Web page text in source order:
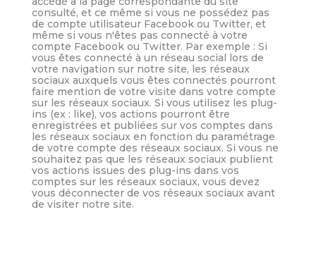
consulté, et ce même si vous ne possédez pas
de compte utilisateur Facebook ou Twitter, et
même si vous n'êtes pas connecté à votre
compte Facebook ou Twitter. Par exemple : Si
vous êtes connecté à un réseau social lors de
votre navigation sur notre site, les réseaux
sociaux auxquels vous êtes connectés pourront
faire mention de votre visite dans votre compte
sur les réseaux sociaux. Si vous utilisez les plug-
ins (ex : like), vos actions pourront être
enregistrées et publiées sur vos comptes dans
les réseaux sociaux en fonction du paramétrage
de votre compte des réseaux sociaux. Si vous ne
souhaitez pas que les réseaux sociaux publient
vos actions issues des plug-ins dans vos
comptes sur les réseaux sociaux, vous devez
vous déconnecter de vos réseaux sociaux avant
de visiter notre site.